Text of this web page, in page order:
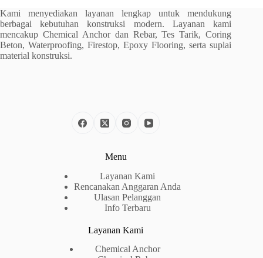
Kami menyediakan layanan lengkap untuk mendukung
berbagai kebutuhan konstruksi modern. Layanan kami
mencakup Chemical Anchor dan Rebar, Tes Tarik, Coring
Beton, Waterproofing, Firestop, Epoxy Flooring, serta suplai
material konstruksi.
Menu
Layanan Kami
Rencanakan Anggaran Anda
Ulasan Pelanggan
Info Terbaru
Layanan Kami
Chemical Anchor